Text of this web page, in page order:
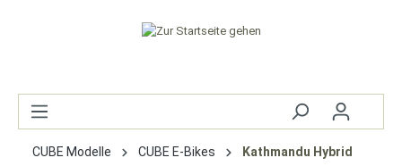
CUBE Modelle CUBE E-Bikes Kathmandu Hybrid